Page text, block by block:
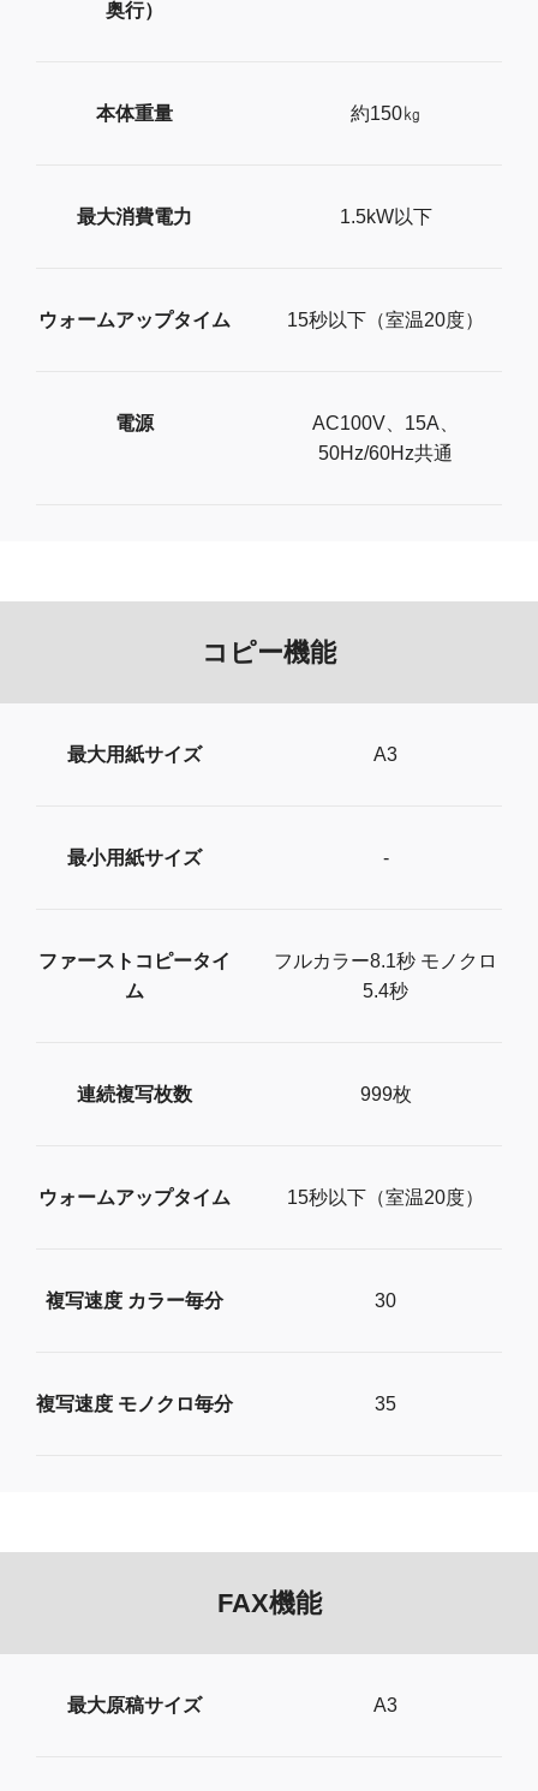
奥行）
本体重量 約150㎏
最大消費電力 1.5kW以下
ウォームアップタイム 15秒以下（室温20度）
電源
AC100V、15A、
50Hz/60Hz共通
コピー機能
最大用紙サイズ A3
最小用紙サイズ -
ファーストコピータイ
ム
フルカラー8.1秒 モノクロ
5.4秒
連続複写枚数 999枚
ウォームアップタイム 15秒以下（室温20度）
複写速度 カラー毎分 30
複写速度 モノクロ毎分 35
FAX機能
最大原稿サイズ A3